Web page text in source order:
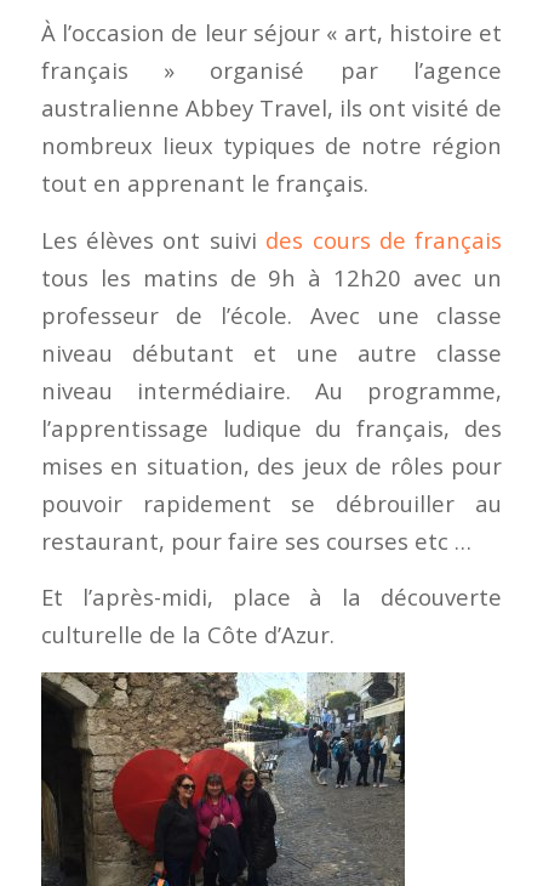
À l’occasion de leur séjour « art, histoire et
français » organisé par l’agence
australienne Abbey Travel, ils ont visité de
nombreux lieux typiques de notre région
tout en apprenant le français.
Les élèves ont suivi des cours de français
tous les matins de 9h à 12h20 avec un
professeur de l’école. Avec une classe
niveau débutant et une autre classe
niveau intermédiaire. Au programme,
l’apprentissage ludique du français, des
mises en situation, des jeux de rôles pour
pouvoir rapidement se débrouiller au
restaurant, pour faire ses courses etc …
Et l’après-midi, place à la découverte
culturelle de la Côte d’Azur.